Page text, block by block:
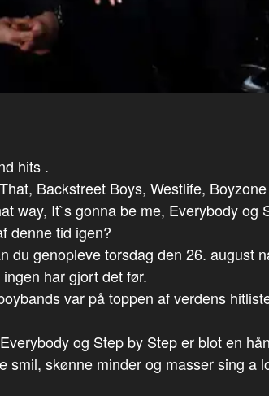
hits .
Backstreet Boys, Westlife,
way, It`s gonna be me, Everybody og
denne tid igen?
du genopleve torsdag den 26.
har gjort det før.
var på toppen af verdens
og Step by Step er blot en
skønne minder og masser sing